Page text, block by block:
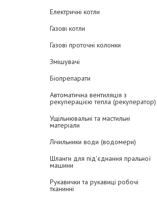
Електричні котли
Газові котли
Газові проточні колонки
Змішувачі
Біопрепарати
Автоматична вентиляція з
рекуперацією тепла (рекуператор)
Ущільнювальні та мастильні
матеріали
Лічильники води (водомери)
Шланги для під'єднання пральної
машини
Рукавички та рукавиці робочі
тканинні